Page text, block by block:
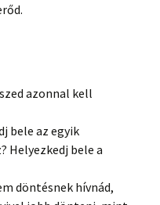
azonnal kell
bele az egyik
Helyezkedj bele a
döntésnek hívnád,